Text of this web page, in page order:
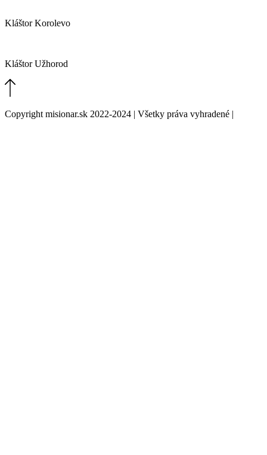
Kláštor Korolevo
Kláštor Užhorod
Copyright misionar.sk 2022-2024 | Všetky práva vyhradené |